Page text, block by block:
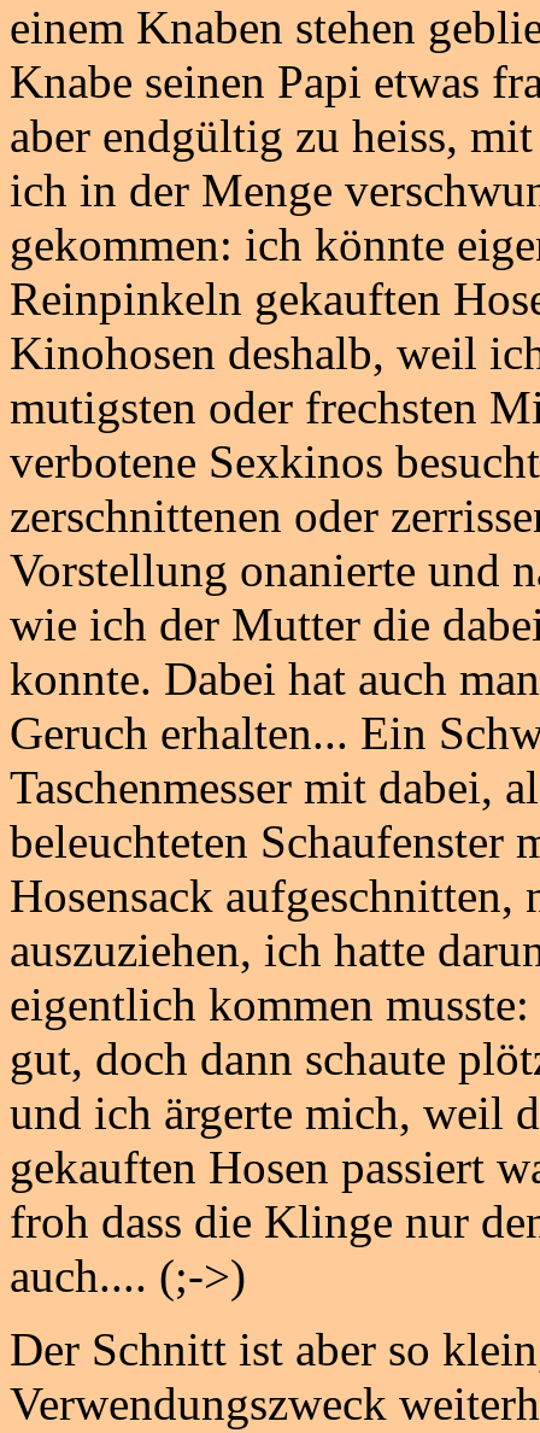
einem Knaben stehen
Knabe seinen Papi etwas
aber endgültig zu heiss,
ich in der Menge
gekommen: ich könnte
Reinpinkeln gekauften
Kinohosen deshalb, weil
mutigsten oder frechsten
verbotene Sexkinos
zerschnittenen oder
Vorstellung onanierte und
wie ich der Mutter die
konnte. Dabei hat auch
Geruch erhalten... Ein
Taschenmesser mit dabei,
beleuchteten Schaufenster
Hosensack
auszuziehen, ich hatte
eigentlich kommen
gut, doch dann schaute
und ich ärgerte mich, weil
gekauften Hosen passiert
froh dass die Klinge nur
auch.... (;->)
Der Schnitt ist aber so
Verwendungszweck